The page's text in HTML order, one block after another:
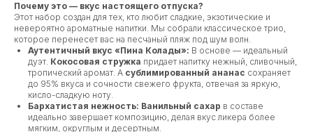
Почему это — вкус настоящего отпуска?
Этот набор создан для тех, кто любит сладкие, экзотические и
невероятно ароматные напитки. Мы собрали классическое трио,
которое перенесет вас на песчаный пляж под шум волн.
Аутентичный вкус «Пина Колады»: В основе — идеальный
дуэт. Кокосовая стружка придает напитку нежный, сливочный,
тропический аромат. А сублимированный ананас сохраняет
до 95% вкуса и сочности свежего фрукта, отвечая за яркую,
кисло-сладкую ноту.
Бархатистая нежность: Ванильный сахар в составе
идеально завершает композицию, делая вкус ликера более
мягким, округлым и десертным.